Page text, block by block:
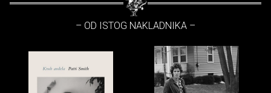
– OD ISTOG NAKLADNIKA –